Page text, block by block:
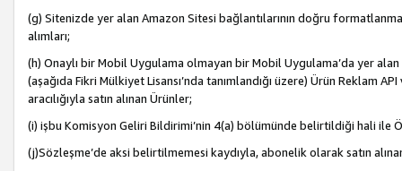
(g) Sitenizde yer alan Amazon Sitesi bağlantılarının doğru
alımları;
(h) Onaylı bir Mobil Uygulama olmayan bir Mobil Uygulama’da yer
(aşağıda Fikri Mülkiyet Lisansı’nda tanımlandığı üzere) Ürün Reklam
aracılığıyla satın alınan Ürünler;
(i) işbu Komisyon Geliri Bildirimi’nin 4(a) bölümünde belirtildiği hali ile
(j)Sözleşme’de aksi belirtilmemesi kaydıyla, abonelik olarak satın